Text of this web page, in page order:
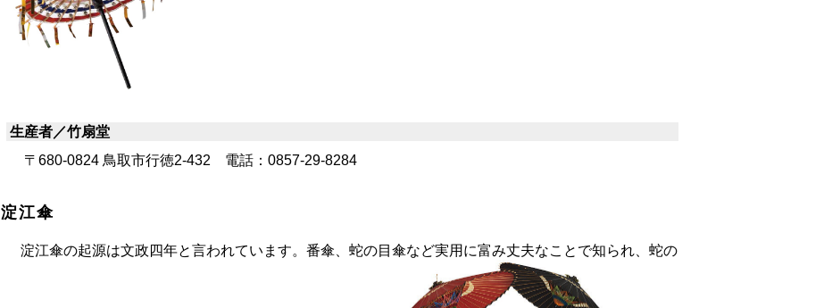
生産者／竹扇堂
〒680-0824 鳥取市行徳2-432 電話：0857-29-8284
淀江傘
淀江傘の起源は文政四年と言われています。番傘、蛇の目傘など実用に富み丈夫なことで知られ、蛇の